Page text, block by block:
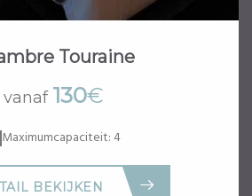
Touraine
vanaf 130€
Maximumcapaciteit: 4
BEKIJKEN